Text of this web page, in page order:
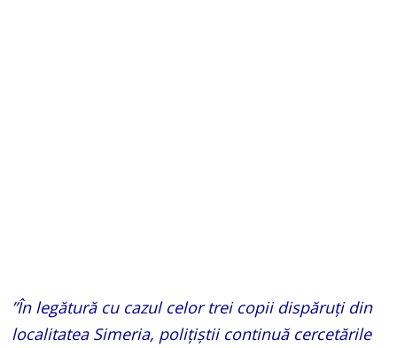
”În legătură cu cazul celor trei copii dispăruți din
localitatea Simeria, polițiștii continuă cercetările